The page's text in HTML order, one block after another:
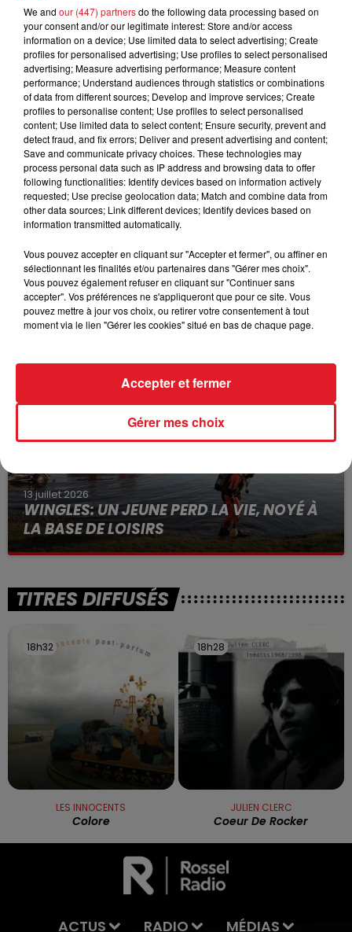
L'enfant de 6 ans, qui habite dans le village était parti
se promener avec son chien. la famille s'est inquiétée
lorsque l'animal est revenu seulà la maison, en
aboyant.
FIL D'ACTUS
15 juillet 2026
BÉTHUNE: ENQUÊTE POUR HOMICIDE
VOLONTAIRE EN COURS, APRÈS LA...
13 juillet 2026
WINGLES: UN JEUNE PERD LA VIE, NOYÉ À
LA BASE DE LOISIRS
La victime a coulé à pic
TITRES DIFFUSÉS
18h32
18h32
LES INNOCENTS
Colore
18h28
18h28
JULIEN CLERC
Coeur De Rocker
ACTUS RADIO MÉDIAS
We and our (447) partnersdo the following data processing based on
your consent and/or our legitimate interest: Store and/or access
information on a device; Use limited data to select advertising; Create
profiles for personalised advertising; Use profiles to select personalised
advertising; Measure advertising performance; Measure content
performance; Understand audiences through statistics or combinations
of data from different sources; Develop and improve services; Create
profiles to personalise content; Use profiles to select personalised
content; Use limited data to select content; Ensure security, prevent and
detect fraud, and fix errors; Deliver and present advertising and content;
Save and communicate privacy choices. These technologies may
process personal data such as IP address and browsing data to offer
following functionalities: Identify devices based on information actively
requested; Use precise geolocation data; Match and combine data from
other data sources; Link different devices; Identify devices based on
information transmitted automatically.
Vous pouvez accepter en cliquant sur "Accepter et fermer", ou affiner en
sélectionnant les finalités et/ou partenaires dans "Gérer mes choix".
Vous pouvez également refuser en cliquant sur "Continuer sans
accepter". Vos préférences ne s'appliqueront que pour ce site. Vous
pouvez mettre à jour vos choix, ou retirer votre consentement à tout
moment via le lien "Gérer les cookies" situé en bas de chaque page.
Gérer mes choix
Accepter et fermer